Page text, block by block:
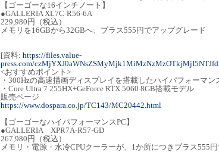
【ゴーゴーな16インチノート】
●GALLERIA XL7C-R56-6A
229,980円（税込）
メモリを16GBから32GBへ、プラス555円でアップグレード
[資料: https://files.value-
press.com/
<おすすめポイント>
・300Hzの高速描画ディスプレイを搭載したハイパフォーマン
・Core Ultra 7 255HX+GeForce RTX 5060 8GB搭載モデル
販売ページ
https://www.dospara.co.jp/TC143/MC20442.html
【ゴーゴーなハイパフォーマンスPC】
●GALLERIA XPR7A-R57-GD
267,980円（税込）
メモリ・電源・水冷CPUクーラーが、1か所につきプラス555